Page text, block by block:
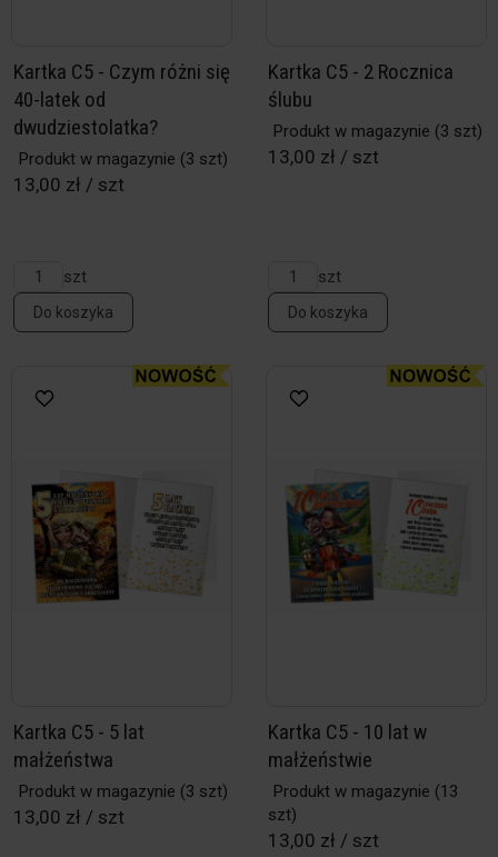
Kartka C5 - Czym różni się
40-latek od
dwudziestolatka?
Produkt w magazynie (3 szt)
13,00 zł / szt
szt
Do koszyka
Kartka C5 - 2 Rocznica
ślubu
Produkt w magazynie (3 szt)
13,00 zł / szt
szt
Do koszyka
Kartka C5 - 5 lat
małżeństwa
Produkt w magazynie (3 szt)
13,00 zł / szt
Kartka C5 - 10 lat w
małżeństwie
Produkt w magazynie (13
szt)
13,00 zł / szt